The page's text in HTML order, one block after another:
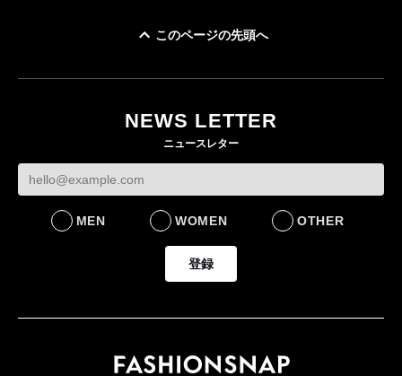
ケットなど7型を発売
FASHION
このページの先頭へ
NEWS LETTER
ニュースレター
MEN WOMEN OTHER
登録